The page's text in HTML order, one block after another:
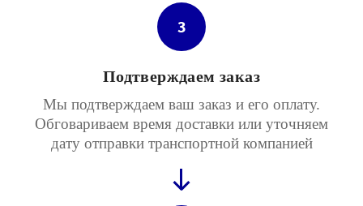
3
Подтверждаем заказ
Мы подтверждаем ваш заказ и его оплату.
Обговариваем время доставки или уточняем
дату отправки транспортной компанией